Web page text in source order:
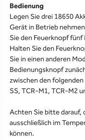
Bedienung
Legen Sie drei 18650
Gerät in Betrieb
Sie den Feuerknopf
Halten Sie den
Sie in einen anderen
Bedienungsknopf
zwischen den
SS, TCR-M1, TCR-M2
Achten Sie bitte darauf,
ausschließlich im
können.